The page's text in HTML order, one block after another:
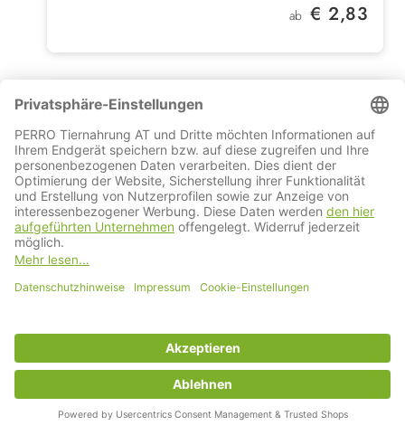
in wiederverschließbarer GlasflascheRegulärer Preis:
ab € 2,83
Kühlendes Halstuch "COOLPETS
Bandana"